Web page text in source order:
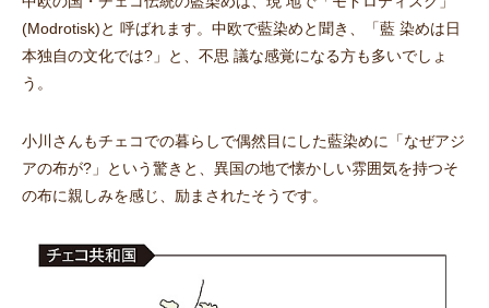
(Modrotisk)と 呼ばれます。中欧で藍染めと聞き、「藍 染めは日
本独自の文化では?」と、不思 議な感覚になる方も多いでしょ
う。
小川さんもチェコでの暮らしで偶然目にした藍染めに「なぜアジ
アの布が?」という驚きと、異国の地で懐かしい雰囲気を持つそ
の布に親しみを感じ、励まされたそうです。